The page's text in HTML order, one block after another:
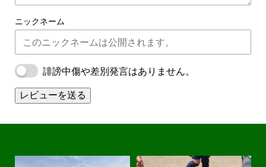
ニックネーム
誹謗中傷や差別発言はありません。
レビューを送る